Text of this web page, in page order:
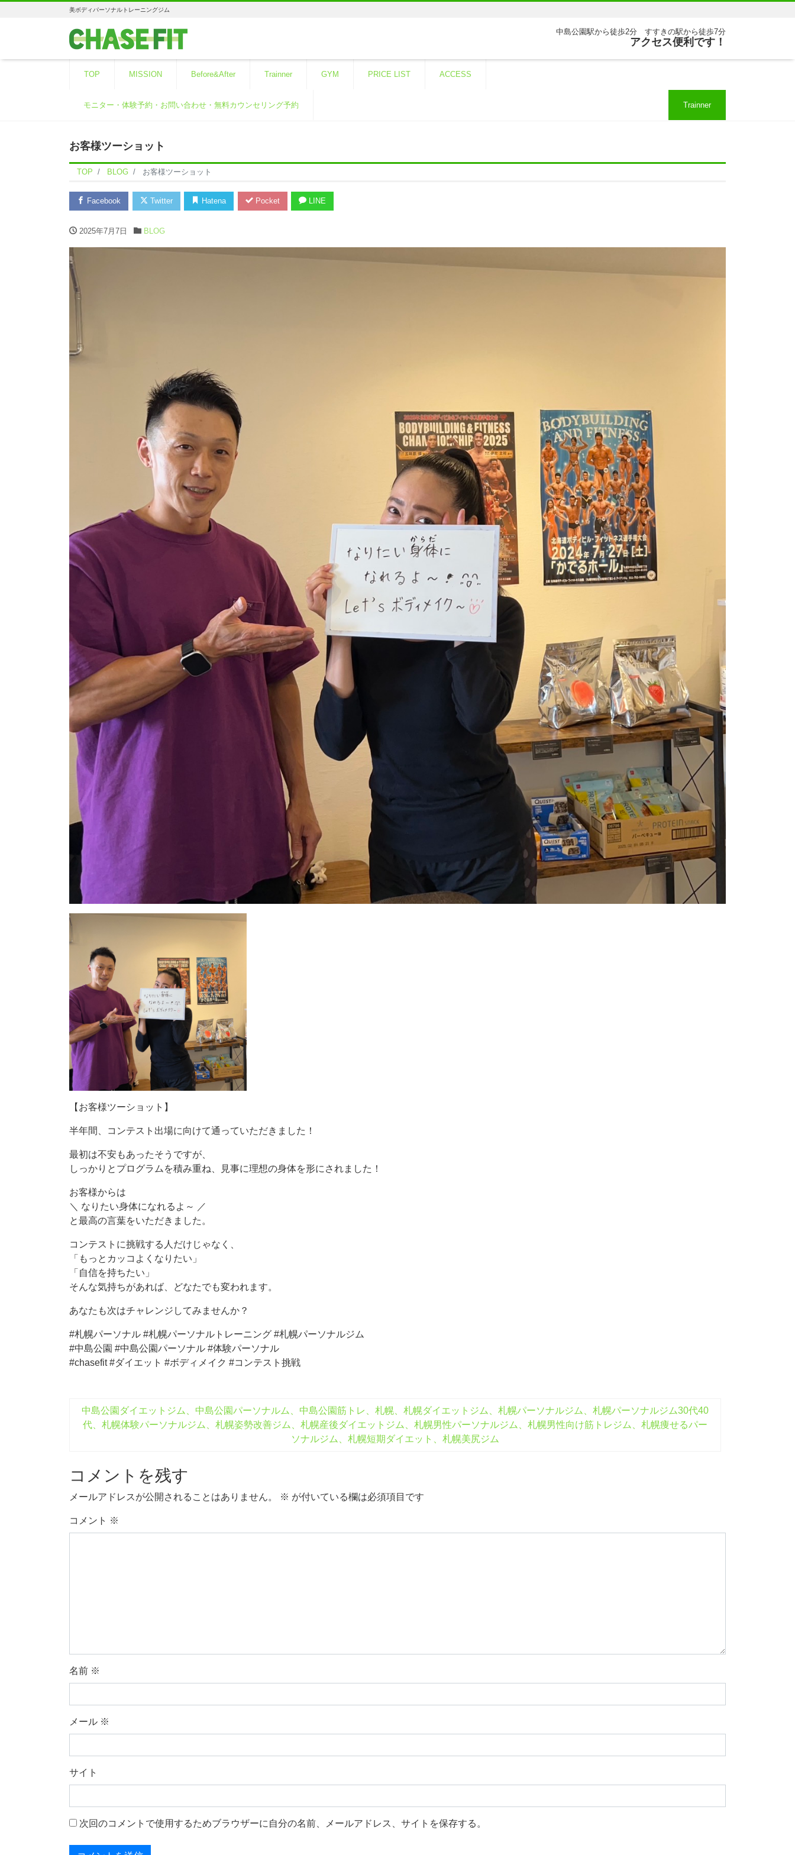
美ボディパーソナルトレーニングジム
中島公園駅から徒歩2分 すすきの駅から徒歩7分
アクセス便利です！
TOP MISSION Before&After Trainner GYM PRICE LIST ACCESS
モニター・体験予約・お問い合わせ・無料カウンセリング予約 Trainner
お客様ツーショット
TOP BLOG お客様ツーショット
Facebook Twitter Hatena Pocket LINE
2025年7月7日 BLOG
【お客様ツーショット】
半年間、コンテスト出場に向けて通っていただきました！
最初は不安もあったそうですが、
しっかりとプログラムを積み重ね、見事に理想の身体を形にされました！
お客様からは
＼ なりたい身体になれるよ～ ／
と最高の言葉をいただきました。
コンテストに挑戦する人だけじゃなく、
「もっとカッコよくなりたい」
「自信を持ちたい」
そんな気持ちがあれば、どなたでも変われます。
あなたも次はチャレンジしてみませんか？
#札幌パーソナル #札幌パーソナルトレーニング #札幌パーソナルジム
#中島公園 #中島公園パーソナル #体験パーソナル
#chasefit #ダイエット #ボディメイク #コンテスト挑戦
中島公園ダイエットジム、中島公園パーソナルム、中島公園筋トレ、札幌、札幌ダイエットジム、札幌パーソナルジム、札幌パーソナルジム30代40
代、札幌体験パーソナルジム、札幌姿勢改善ジム、札幌産後ダイエットジム、札幌男性パーソナルジム、札幌男性向け筋トレジム、札幌痩せるパー
ソナルジム、札幌短期ダイエット、札幌美尻ジム
コメントを残す
メールアドレスが公開されることはありません。 ※ が付いている欄は必須項目です
コメント ※
名前 ※
メール ※
サイト
次回のコメントで使用するためブラウザーに自分の名前、メールアドレス、サイトを保存する。